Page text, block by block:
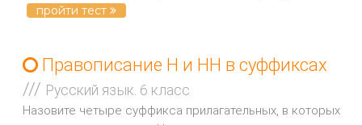
пройти тест
Правописание Н и НН в суффиксах
/// Русский язык. 6 класс
Назовите четыре суффикса прилагательных, в которых